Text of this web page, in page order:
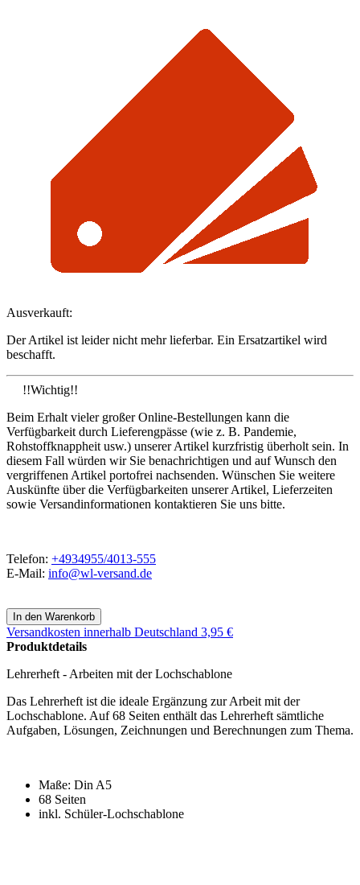
Ausverkauft:
Der Artikel ist leider nicht mehr lieferbar. Ein Ersatzartikel wird
beschafft.
!!Wichtig!!
Beim Erhalt vieler großer Online-Bestellungen kann die
Verfügbarkeit durch Lieferengpässe (wie z. B. Pandemie,
Rohstoffknappheit usw.) unserer Artikel kurzfristig überholt sein. In
diesem Fall würden wir Sie benachrichtigen und auf Wunsch den
vergriffenen Artikel portofrei nachsenden. Wünschen Sie weitere
Auskünfte über die Verfügbarkeiten unserer Artikel, Lieferzeiten
sowie Versandinformationen kontaktieren Sie uns bitte.
Telefon: +4934955/4013-555
E-Mail: info@wl-versand.de
Versandkosten innerhalb Deutschland 3,95 €
Produktdetails
Lehrerheft - Arbeiten mit der Lochschablone
Das Lehrerheft ist die ideale Ergänzung zur Arbeit mit der
Lochschablone. Auf 68 Seiten enthält das Lehrerheft sämtliche
Aufgaben, Lösungen, Zeichnungen und Berechnungen zum Thema.
Maße: Din A5
68 Seiten
inkl. Schüler-Lochschablone